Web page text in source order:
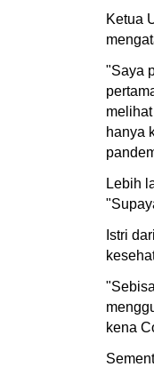
Ketua
"Saya
hanya
Lebih
Istri
kena